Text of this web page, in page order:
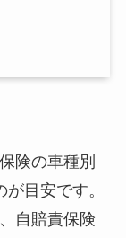
険の車種別
目安です。
自賠責保険